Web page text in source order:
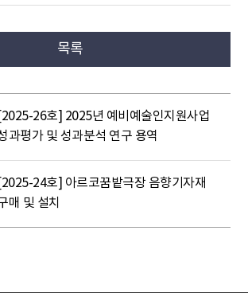
목록
[2025-26호] 2025년 예비예술인지원사업
과평가 및 성과분석 연구 용역
[2025-24호] 아르코꿈밭극장 음향기자재
매 및 설치